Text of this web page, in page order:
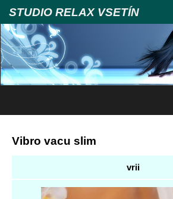
STUDIO RELAX VSETÍN
Vibro vacu slim
vrii